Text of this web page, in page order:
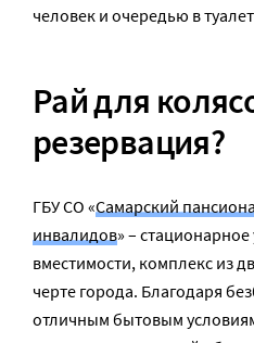
человек и очередью в
Рай для
резервация?
ГБУ СО «Самарский
инвалидов» –
вместимости, комплекс из
черте города. Благодаря
отличным бытовым